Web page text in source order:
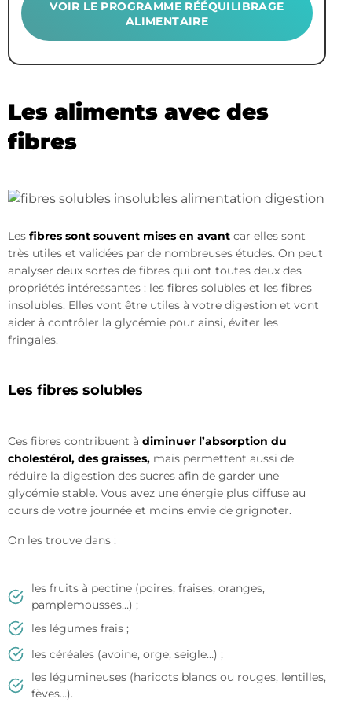
VOIR LE PROGRAMME RÉÉQUILIBRAGE
ALIMENTAIRE
Les aliments avec des
fibres
Les fibres sont souvent mises en avant car elles sont
très utiles et validées par de nombreuses études. On peut
analyser deux sortes de fibres qui ont toutes deux des
propriétés intéressantes : les fibres solubles et les fibres
insolubles. Elles vont être utiles à votre digestion et vont
aider à contrôler la glycémie pour ainsi, éviter les
fringales.
Les fibres solubles
Ces fibres contribuent à diminuer l’absorption du
cholestérol, des graisses, mais permettent aussi de
réduire la digestion des sucres afin de garder une
glycémie stable. Vous avez une énergie plus diffuse au
cours de votre journée et moins envie de grignoter.
On les trouve dans :
les fruits à pectine (poires, fraises, oranges,
pamplemousses…) ;
les légumes frais ;
les céréales (avoine, orge, seigle…) ;
les légumineuses (haricots blancs ou rouges, lentilles,
fèves…).